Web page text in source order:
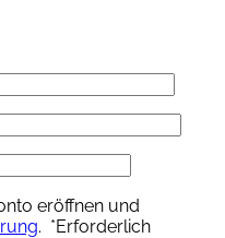
eröffnen und
. *Erforderlich